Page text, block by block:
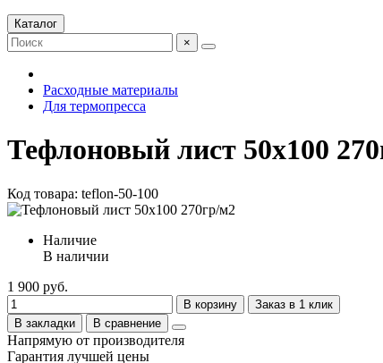
Каталог
×
Расходные материалы
Для термопресса
Тефлоновый лист 50х100
Код товара: teflon-50-100
Наличие
В наличии
1 900 руб.
В корзину
Заказ в 1 клик
В закладки
В сравнение
Напрямую от производителя
Гарантия лучшей цены